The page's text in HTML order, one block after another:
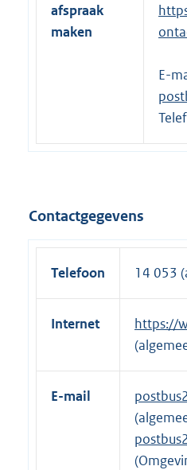
afspraak
maken
E-
Contactgegevens
Telefoon 14 053
Internet
E
x
t
r
e
https://
E-mail